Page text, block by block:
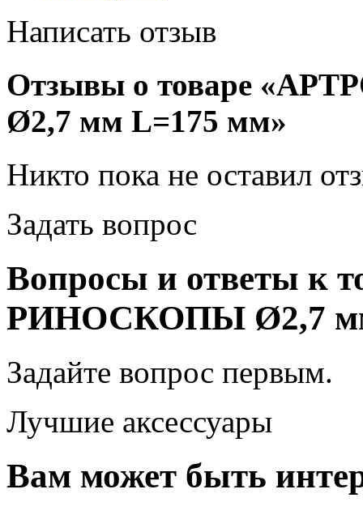
Написать отзыв
Отзывы о товаре
Ø2,7 мм L=175 мм»
Никто пока не оставил
Задать вопрос
Вопросы и ответы
РИНОСКОПЫ Ø2,7
Задайте вопрос первым.
Лучшие аксессуары
Вам может быть